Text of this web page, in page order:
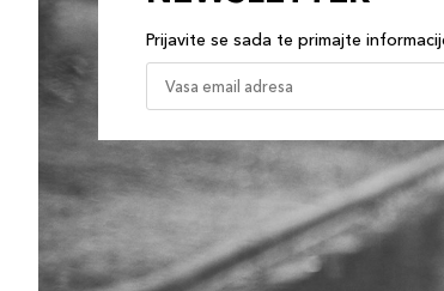
Prijavite se sada te primajte